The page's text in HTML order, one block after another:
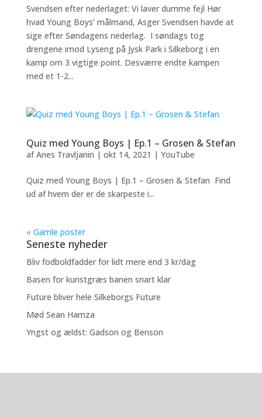
Svendsen efter nederlaget: Vi laver dumme fejl Hør
hvad Young Boys’ målmand, Asger Svendsen havde at
sige efter Søndagens nederlag. I søndags tog
drengene imod Lyseng på Jysk Park i Silkeborg i en
kamp om 3 vigtige point. Desværre endte kampen
med et 1-2...
Quiz med Young Boys | Ep.1 – Grosen & Stefan
afAnes Travljanin | okt 14, 2021 | YouTube
Quiz med Young Boys | Ep.1 – Grosen & Stefan Find
ud af hvem der er de skarpeste i...
« Gamle poster
Seneste nyheder
Bliv fodboldfadder for lidt mere end 3 kr/dag
Basen for kunstgræs banen snart klar
Future bliver hele Silkeborgs Future
Mød Sean Hamza
Yngst og ældst: Gadson og Benson